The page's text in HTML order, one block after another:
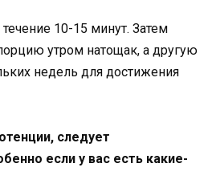
10-15 минут. Затем
утром натощак, а другую
недель для достижения
следует
если у вас есть какие-